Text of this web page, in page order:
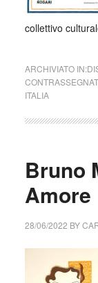
collettivo
ARCHIVIATO IN:
ITALIA
Bruno
Amore
28/06/2022 BY